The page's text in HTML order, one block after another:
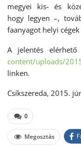
megyei kis- és
hogy legyen –,
faanyagot helyi
A jelentés
content/uploads/
linken.
Csíkszereda, 2015.
0
Megosztás